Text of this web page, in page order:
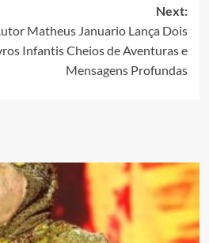
Next:
Matheus Januario Lança Dois
Infantis Cheios de Aventuras e
Mensagens Profundas